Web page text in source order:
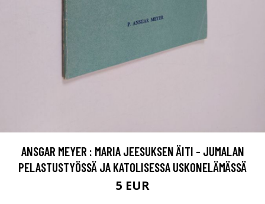
ANSGAR MEYER : MARIA JEESUKSEN ÄITI - JUMALAN
PELASTUSTYÖSSÄ JA KATOLISESSA USKONELÄMÄSSÄ
5 EUR